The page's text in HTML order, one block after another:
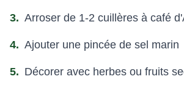
Arroser de 1-2 cuillères à café
Ajouter une pincée de sel marin
Décorer avec herbes ou fruits